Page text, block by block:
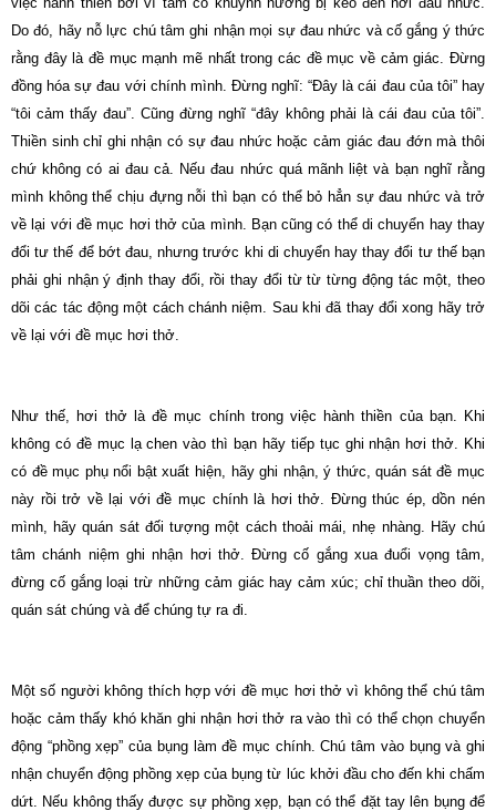
Do đó, hãy nỗ lực chú tâm ghi nhận mọi sự đau nhức và cố gắng ý thức
rằng đây là đề mục mạnh mẽ nhất trong các đề mục về cảm giác. Ðừng
đồng hóa sự đau với chính mình. Ðừng nghĩ: “Ðây là cái đau của tôi” hay
“tôi cảm thấy đau”. Cũng đừng nghĩ “đây không phải là cái đau của tôi”.
Thiền sinh chỉ ghi nhận có sự đau nhức hoặc cảm giác đau đớn mà thôi
chứ không có ai đau cả. Nếu đau nhức quá mãnh liệt và bạn nghĩ rằng
mình không thể chịu đựng nỗi thì bạn có thể bỏ hẳn sự đau nhức và trở
về lại với đề mục hơi thở của mình. Bạn cũng có thể di chuyển hay thay
đổi tư thế để bớt đau, nhưng trước khi di chuyển hay thay đổi tư thế bạn
phải ghi nhận ý định thay đổi, rồi thay đổi từ từ từng động tác một, theo
dõi các tác động một cách chánh niệm. Sau khi đã thay đổi xong hãy trở
về lại với đề mục hơi thở.
Như thế, hơi thở là đề mục chính trong việc hành thiền của bạn. Khi
không có đề mục lạ chen vào thì bạn hãy tiếp tục ghi nhận hơi thở. Khi
có đề mục phụ nổi bật xuất hiện, hãy ghi nhận, ý thức, quán sát đề mục
này rồi trở về lại với đề mục chính là hơi thở. Ðừng thúc ép, dồn nén
mình, hãy quán sát đối tượng một cách thoải mái, nhẹ nhàng. Hãy chú
tâm chánh niệm ghi nhận hơi thở. Ðừng cố gắng xua đuổi vọng tâm,
đừng cố gắng loại trừ những cảm giác hay cảm xúc; chỉ thuần theo dõi,
quán sát chúng và để chúng tự ra đi.
Một số người không thích hợp với đề mục hơi thở vì không thể chú tâm
hoặc cảm thấy khó khăn ghi nhận hơi thở ra vào thì có thể chọn chuyển
động “phồng xẹp” của bụng làm đề mục chính. Chú tâm vào bụng và ghi
nhận chuyển động phồng xẹp của bụng từ lúc khởi đầu cho đến khi chấm
dứt. Nếu không thấy được sự phồng xẹp, bạn có thể đặt tay lên bụng để